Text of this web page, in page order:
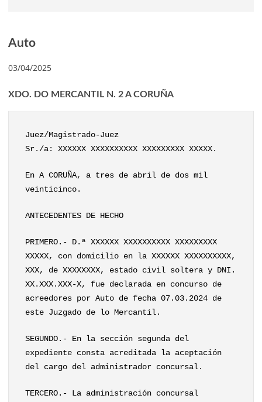
Auto
03/04/2025
XDO. DO MERCANTIL N. 2 A CORUÑA
Juez/Magistrado-Juez
Sr./a: XXXXXX XXXXXXXXXX XXXXXXXXX XXXXX.
En A CORUÑA, a tres de abril de dos mil
veinticinco.
ANTECEDENTES DE HECHO
PRIMERO.- D.ª XXXXXX XXXXXXXXXX XXXXXXXXX
XXXXX, con domicilio en la XXXXXX XXXXXXXXXX,
XXX, de XXXXXXXX, estado civil soltera y DNI.
XX.XXX.XXX-X, fue declarada en concurso de
acreedores por Auto de fecha 07.03.2024 de
este Juzgado de lo Mercantil.
SEGUNDO.- En la sección segunda del
expediente consta acreditada la aceptación
del cargo del administrador concursal.
TERCERO.- La administración concursal